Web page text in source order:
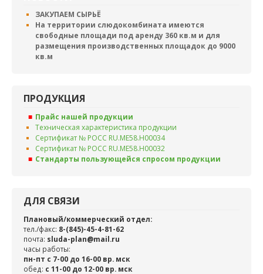
ЗАКУПАЕМ СЫРЬЁ
На территории слюдокомбината имеются
свободные площади под аренду 360 кв.м и для
размещения производственных площадок до 9000
кв.м
ПРОДУКЦИЯ
Прайс нашей продукции
Техническая характеристика продукции
Сертификат № РОСС RU.ME58.H00034
Сертификат № РОСС RU.ME58.H00032
Стандарты пользующейся спросом продукции
ДЛЯ СВЯЗИ
Плановый/коммерческий отдел:
тел./факс: 8-(845)-45-4-81-62
почта: sluda-plan@mail.ru
часы работы:
пн-пт с 7-00 до 16-00 вр. мск
обед: c 11-00 до 12-00 вр. мск